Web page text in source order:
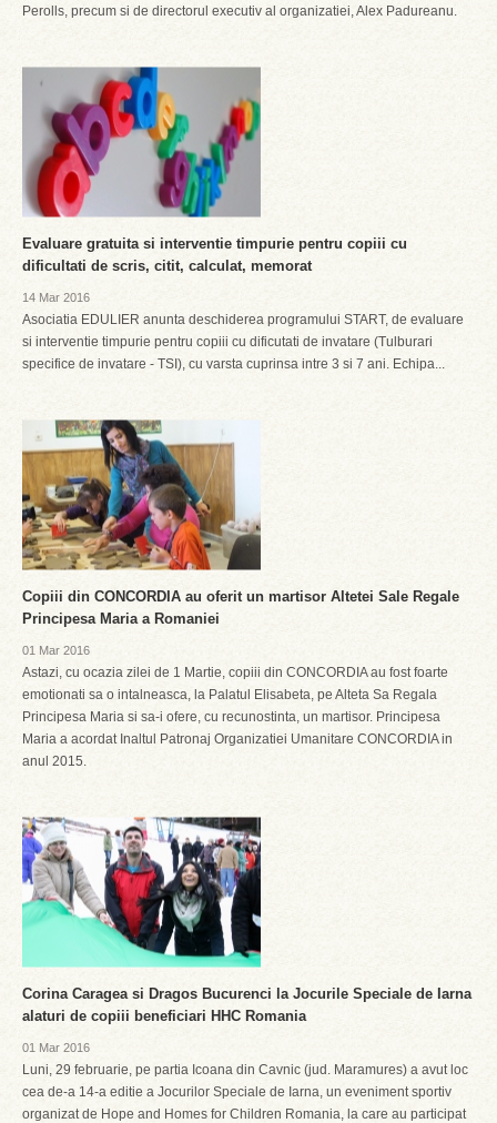
Perolls, precum si de directorul executiv al organizatiei, Alex Padureanu.
Evaluare gratuita si interventie timpurie pentru copiii cu
dificultati de scris, citit, calculat, memorat
14 Mar 2016
Asociatia EDULIER anunta deschiderea programului START, de evaluare
si interventie timpurie pentru copiii cu dificutati de invatare (Tulburari
specifice de invatare - TSI), cu varsta cuprinsa intre 3 si 7 ani. Echipa...
Copiii din CONCORDIA au oferit un martisor Altetei Sale Regale
Principesa Maria a Romaniei
01 Mar 2016
Astazi, cu ocazia zilei de 1 Martie, copiii din CONCORDIA au fost foarte
emotionati sa o intalneasca, la Palatul Elisabeta, pe Alteta Sa Regala
Principesa Maria si sa-i ofere, cu recunostinta, un martisor. Principesa
Maria a acordat Inaltul Patronaj Organizatiei Umanitare CONCORDIA in
anul 2015.
Corina Caragea si Dragos Bucurenci la Jocurile Speciale de Iarna
alaturi de copiii beneficiari HHC Romania
01 Mar 2016
Luni, 29 februarie, pe partia Icoana din Cavnic (jud. Maramures) a avut loc
cea de-a 14-a editie a Jocurilor Speciale de Iarna, un eveniment sportiv
organizat de Hope and Homes for Children Romania, la care au participat